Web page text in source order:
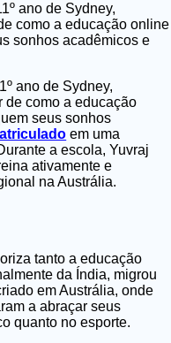
ano de Sydney,
como a educação online
sonhos acadêmicos e
ano de Sydney,
de como a educação
seus sonhos
em uma
a escola, Yuvraj
ativamente e
na Austrália.
tanto a educação
da Índia, migrou
emAustrália, onde
a abraçar seus
quanto no esporte.